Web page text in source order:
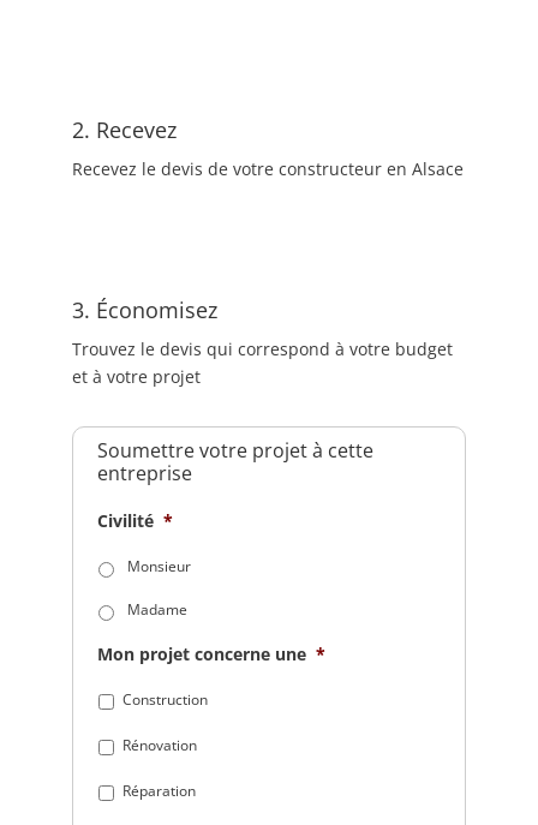
2. Recevez
Recevez le devis de votre constructeur en Alsace
3. Économisez
Trouvez le devis qui correspond à votre budget
et à votre projet
Soumettre votre projet à cette
entreprise
Civilité *
Monsieur
Madame
Mon projet concerne une *
Construction
Rénovation
Réparation